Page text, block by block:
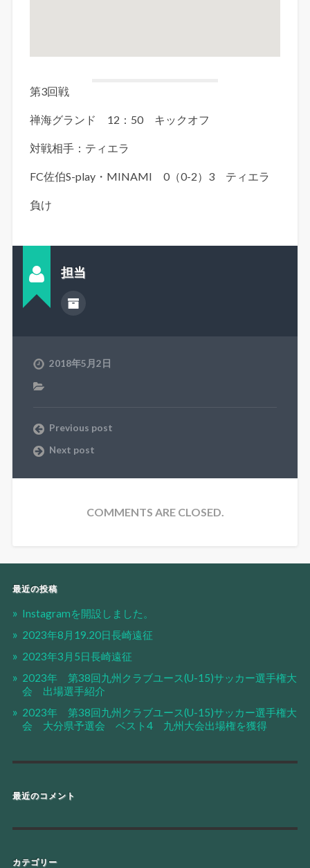
第3回戦
禅海グランド 12：50 キックオフ
対戦相手：ティエラ
FC佐伯S-play・MINAMI 0（0-2）3 ティエラ
負け
担当
2018年5月2日
Previous post
Next post
COMMENTS ARE CLOSED.
最近の投稿
Instagramを開設しました。
2023年8月19.20日長崎遠征
2023年3月5日長崎遠征
2023年 第38回九州クラブユース(U-15)サッカー選手権大
会 出場選手紹介
2023年 第38回九州クラブユース(U-15)サッカー選手権大
会 大分県予選会 ベスト4 九州大会出場権を獲得
最近のコメント
カテゴリー